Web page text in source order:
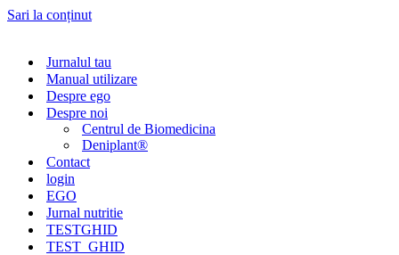
Sari la conținut
Jurnalul tau
Manual utilizare
Despre ego
Despre noi
Centrul de Biomedicina
Deniplant®
Contact
login
EGO
Jurnal nutritie
TESTGHID
TEST_GHID